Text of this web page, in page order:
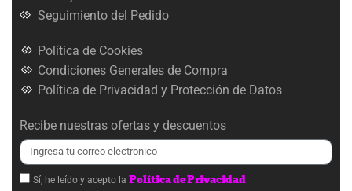
Seguimiento del Pedido
Política de Cookies
Condiciones Generales de Compra
Política de Privacidad y Protección de Datos
Recibe nuestras ofertas y descuentos
Sí, he leído y acepto la Política de Privacidad